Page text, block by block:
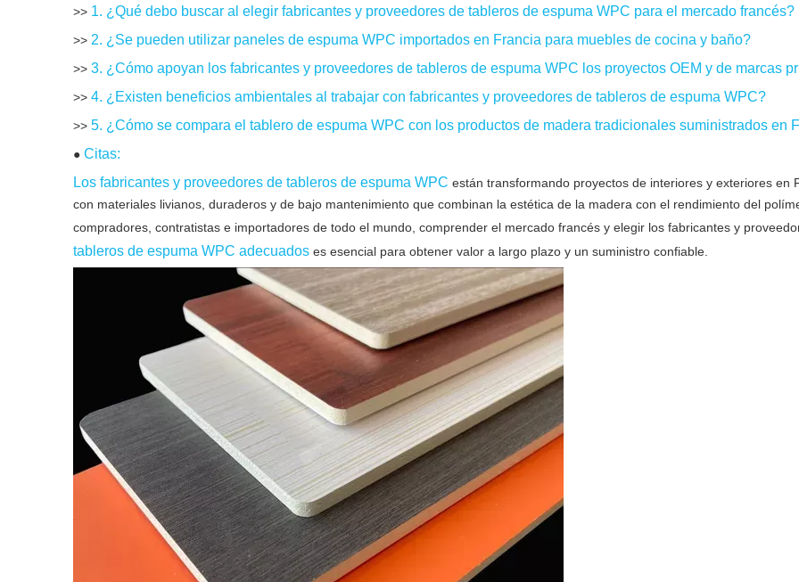
>> 1. ¿Qué debo buscar al elegir fabricantes y proveedores de tableros de espuma WPC para el mercado francés?
>> 2. ¿Se pueden utilizar paneles de espuma WPC importados en Francia para muebles de cocina y baño?
>> 3. ¿Cómo apoyan los fabricantes y proveedores de tableros de espuma WPC los proyectos OEM y de marcas
>> 4. ¿Existen beneficios ambientales al trabajar con fabricantes y proveedores de tableros de espuma WPC?
>> 5. ¿Cómo se compara el tablero de espuma WPC con los productos de madera tradicionales suministrados en
● Citas:
Los fabricantes y proveedores de tableros de espuma WPC están transformando proyectos de interiores y exteriores en
con materiales livianos, duraderos y de bajo mantenimiento que combinan la estética de la madera con el rendimiento del
compradores, contratistas e importadores de todo el mundo, comprender el mercado francés y elegir los fabricantes y
tableros de espuma WPC adecuados es esencial para obtener valor a largo plazo y un suministro confiable.